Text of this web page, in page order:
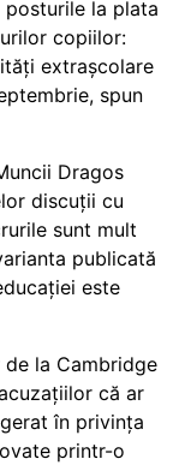
la plata
copiilor:
extrașcolare
spun
Dragos
discuții cu
sunt mult
publicată
este
la Cambridge
că ar
în privința
printr-o